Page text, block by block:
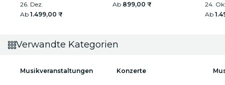
26. Dez.
Ab 1.499,00 ₹
Ab 899,00 ₹
24.
Ab
Verwandte Kategorien
Musikveranstaltungen Konzerte